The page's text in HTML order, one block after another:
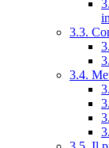
3.3.
3.4.